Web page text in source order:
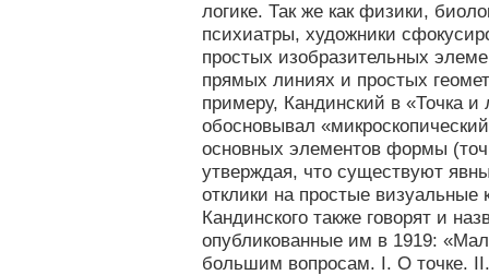
логике. Так же как физики,
психиатры, художники
простых изобразительных
прямых линиях и простых
примеру, Кандинский в «Точка и
обосновывал
основных элементов формы
утверждая, что существуют
отклики на простые визуальные
Кандинского также говорят и
опубликованные им в 1919:
большим вопросам. I. О точке.